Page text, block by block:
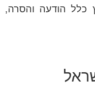
כלל הודעה והסרה,